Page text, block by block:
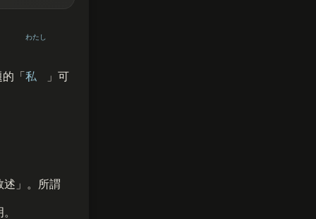
「 私
わたし
」可
述」。所謂